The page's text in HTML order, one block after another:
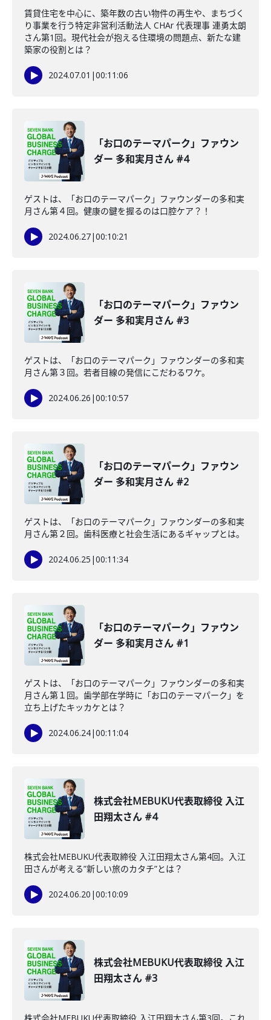
賃貸住宅を中心に、築年数の古い物件の再生や、まちづく
り事業を行う特定非営利活動法人 CHAr 代表理事 連勇太朗
さん第1回。現代社会が抱える住環境の問題点、新たな建
築家の役割とは？
2024.07.01 |00:11:06
「お口のテーマパーク」ファウン
ダー 多和実月さん #4
ゲストは、「お口のテーマパーク」ファウンダーの多和実
月さん第４回。健康の鍵を握るのは口腔ケア？！
2024.06.27|00:10:21
「お口のテーマパーク」ファウン
ダー 多和実月さん #3
ゲストは、「お口のテーマパーク」ファウンダーの多和実
月さん第３回。若者目線の発信にこだわるワケ。
2024.06.26 |00:10:57
「お口のテーマパーク」ファウン
ダー 多和実月さん #2
ゲストは、「お口のテーマパーク」ファウンダーの多和実
月さん第２回。歯科医療と社会生活にあるギャップとは。
2024.06.25 |00:11:34
「お口のテーマパーク」ファウン
ダー 多和実月さん #1
ゲストは、「お口のテーマパーク」ファウンダーの多和実
月さん第１回。歯学部在学時に「お口のテーマパーク」を
立ち上げたキッカケとは？
2024.06.24|00:11:04
株式会社MEBUKU代表取締役 入江
田翔太さん #4
株式会社MEBUKU代表取締役 入江田翔太さん第4回。入江
田さんが考える”新しい旅のカタチ”とは？
2024.06.20 |00:10:09
株式会社MEBUKU代表取締役 入江
田翔太さん #3